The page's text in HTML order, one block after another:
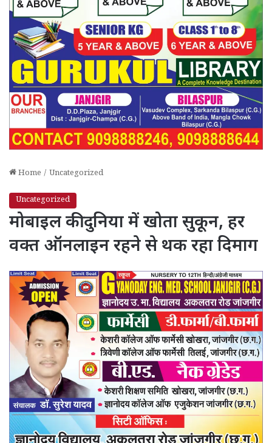
Home / Uncategorized
Uncategorized
मोबाइल की दुनिया में खोता सुकून, हर
वक्त ऑनलाइन रहने से थक रहा दिमाग